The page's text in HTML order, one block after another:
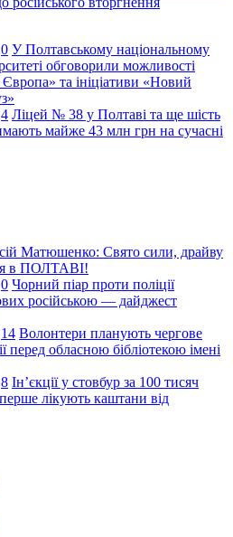
0 У Полтавському національному
обговорили можливості
та ініціативи «Новий
4 Ліцей № 38 у Полтаві та ще шість
майже 43 млн грн на сучасні
Матюшенко: Свято сили, драйву
в ПОЛТАВІ!
0 Чорний піар проти поліції
російською — дайджест
14 Волонтери планують чергове
перед обласною бібліотекою імені
8 Ін’єкції у стовбур за 100 тисяч
лікують каштани від